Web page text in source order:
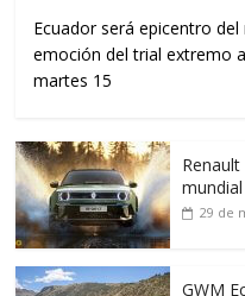
Ecuador será epicentro
emoción del trial extremo
martes 15
29 de
GWM